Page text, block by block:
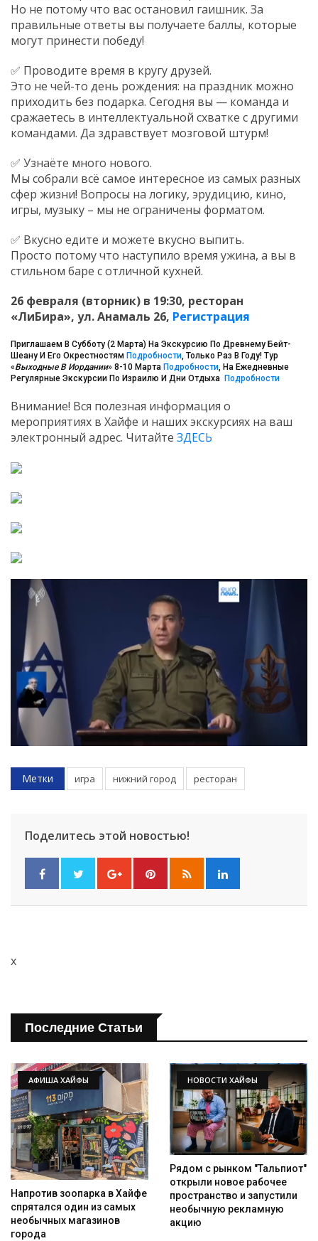
Но не потому что вас остановил гаишник. За
правильные ответы вы получаете баллы, которые
могут принести победу!
✅ Проводите время в кругу друзей.
Это не чей-то день рождения: на праздник можно
приходить без подарка. Сегодня вы — команда и
сражаетесь в интеллектуальной схватке с другими
командами. Да здравствует мозговой штурм!
✅ Узнаёте много нового.
Мы собрали всё самое интересное из самых разных
сфер жизни! Вопросы на логику, эрудицию, кино,
игры, музыку – мы не ограничены форматом.
✅ Вкусно едите и можете вкусно выпить.
Просто потому что наступило время ужина, а вы в
стильном баре с отличной кухней.
26 февраля (вторник) в 19:30, ресторан
«ЛиБира», ул. Анамаль 26, Регистрация
Приглашаем В Субботу (2 Марта) На Экскурсию По Древнему Бейт-
Шеану И Его Окрестностям Подробности , Только Раз В Году! Тур
«Выходные В Иордании» 8-10 Марта Подробности , На Ежедневные
Регулярные Экскурсии По Израилю И Дни Отдыха Подробности
Внимание! Вся полезная информация о
мероприятиях в Хайфе и наших экскурсиях на ваш
электронный адрес. Читайте ЗДЕСЬ
Метки игра нижний город ресторан
Поделитесь этой новостью!
x
Последние Статьи
АФИША ХАЙФЫ
Напротив зоопарка в Хайфе
спрятался один из самых
необычных магазинов
города
НОВОСТИ ХАЙФЫ
Рядом с рынком "Тальпиот"
открыли новое рабочее
пространство и запустили
необычную рекламную
акцию